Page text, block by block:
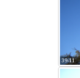
39-11